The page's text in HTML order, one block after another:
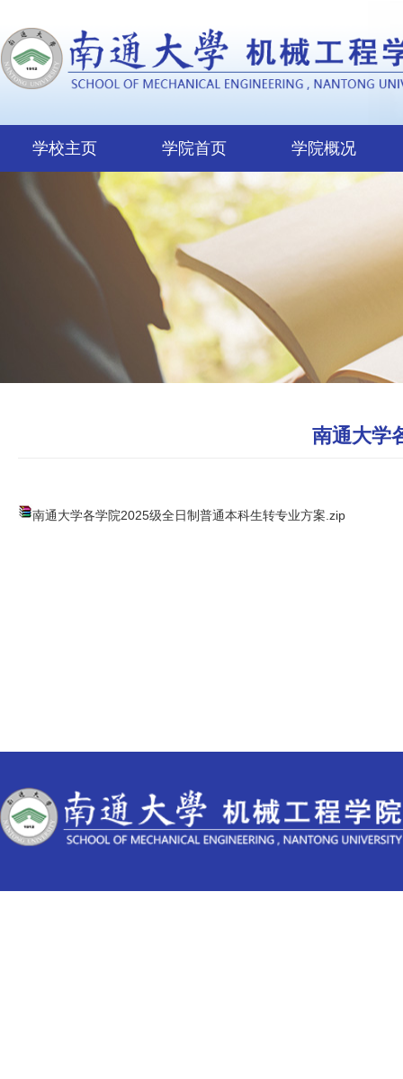
学校主页 学院首页 学院概况
南通大学
南通大学各学院2025级全日制普通本科生转专业方案.zip